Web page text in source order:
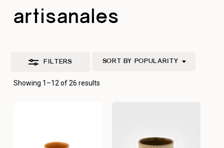
artisanales
FILTERS
Showing 1–12 of 26 resultsSorted
SORT BY POPULARITY